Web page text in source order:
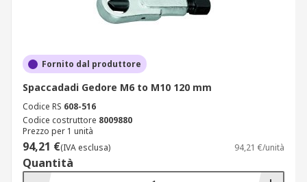
Fornito dal produttore
Spaccadadi Gedore M6 to M10 120 mm
Codice RS 608-516
Codice costruttore 8009880
Prezzo per 1 unità
94,21 €(IVA esclusa) 94,21 €/unità
Quantità